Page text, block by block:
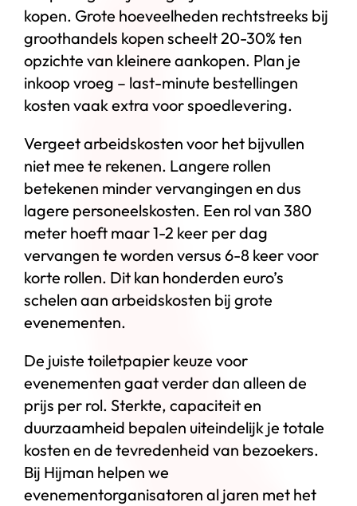
kopen. Grote hoeveelheden rechtstreeks bij
groothandels kopen scheelt 20-30% ten
opzichte van kleinere aankopen. Plan je
inkoop vroeg – last-minute bestellingen
kosten vaak extra voor spoedlevering.
Vergeet arbeidskosten voor het bijvullen
niet mee te rekenen. Langere rollen
betekenen minder vervangingen en dus
lagere personeelskosten. Een rol van 380
meter hoeft maar 1-2 keer per dag
vervangen te worden versus 6-8 keer voor
korte rollen. Dit kan honderden euro’s
schelen aan arbeidskosten bij grote
evenementen.
De juiste toiletpapier keuze voor
evenementen gaat verder dan alleen de
prijs per rol. Sterkte, capaciteit en
duurzaamheid bepalen uiteindelijk je totale
kosten en de tevredenheid van bezoekers.
Bij Hijman helpen we
evenementorganisatoren al jaren met het